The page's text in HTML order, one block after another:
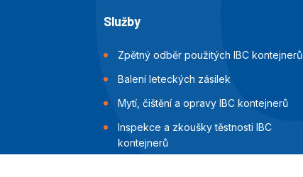
Služby
Zpětný odběr použitých IBC kontejnerů
Balení leteckých zásilek
Mytí, čištění a opravy IBC kontejnerů
Inspekce a zkoušky těstnosti IBC
kontejnerů